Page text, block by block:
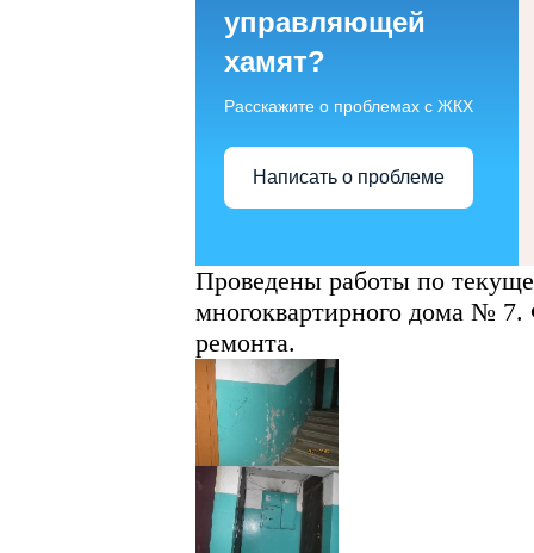
управляющей
хамят?
Расскажите о проблемах с ЖКХ
Написать о проблеме
Проведены работы по
многоквартирного дома №
ремонта.